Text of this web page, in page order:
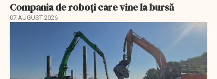
Compania de roboți care vine la bursă
07 AUGUST 2026